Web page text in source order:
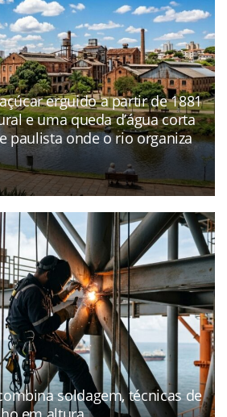
erguido a partir de 1881
e uma queda d’água corta
paulista onde o rio organiza
soldagem, técnicas de